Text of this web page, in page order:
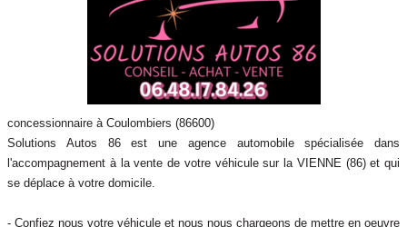
concessionnaire à Coulombiers (86600)
Solutions Autos 86 est une agence automobile spécialisée dans
l'accompagnement à la vente de votre véhicule sur la VIENNE (86) et qui
se déplace à votre domicile.
- Confiez nous votre véhicule et nous nous chargeons de mettre en oeuvre